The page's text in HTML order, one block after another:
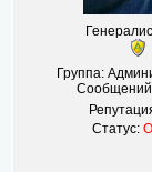
Группа:
Статус: